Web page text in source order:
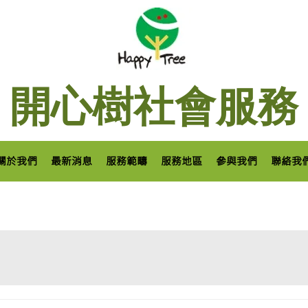
開心樹社會服務
於我們 最新消息 服務範疇 服務地區 參與我們 聯絡我